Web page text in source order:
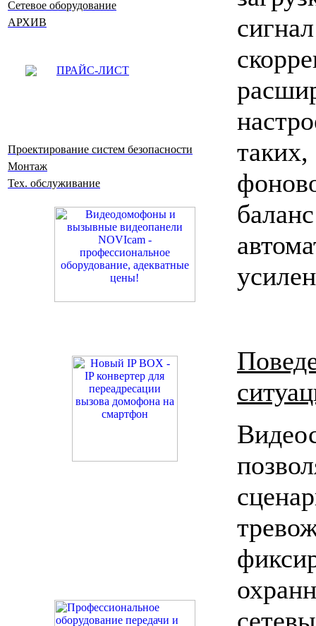
Сетевое оборудование
АРХИВ
ПРАЙС-ЛИСТ
Проектирование систем безопасности
Монтаж
Тех. обслуживание